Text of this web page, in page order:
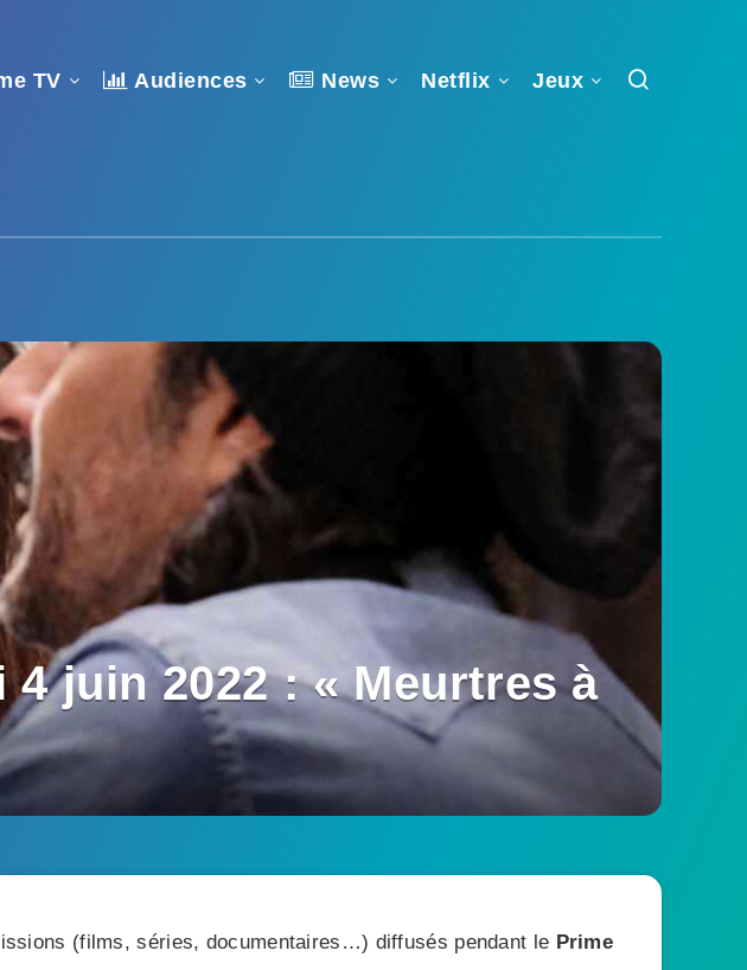
TV Audiences News Netflix Jeux
juin 2022 : « Meurtres à
(films, séries, documentaires…) diffusés pendant le Prime